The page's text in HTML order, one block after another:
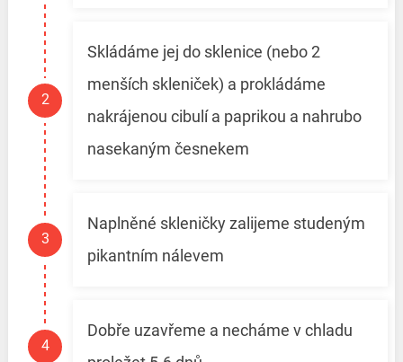
Skládáme jej do sklenice (nebo 2
menších skleniček) a prokládáme
nakrájenou cibulí a paprikou a nahrubo
nasekaným česnekem
Naplněné skleničky zalijeme studeným
pikantním nálevem
Dobře uzavřeme a necháme v chladu